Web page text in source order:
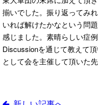
揃いでした。振り返ってみ
いれば解けたかなという問
感じました。素晴らしい症
Discussionを通じて教えて
として会を主催して頂いた